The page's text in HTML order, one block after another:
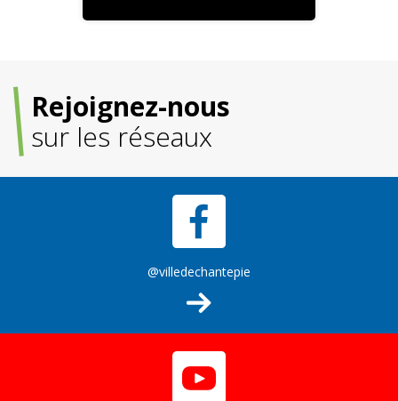
Rejoignez-nous
sur les réseaux
@villedechantepie